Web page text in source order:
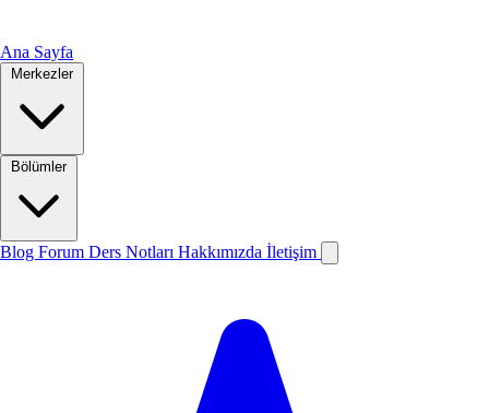
Ana Sayfa
Merkezler
Bölümler
Blog Forum Ders Notları Hakkımızda İletişim